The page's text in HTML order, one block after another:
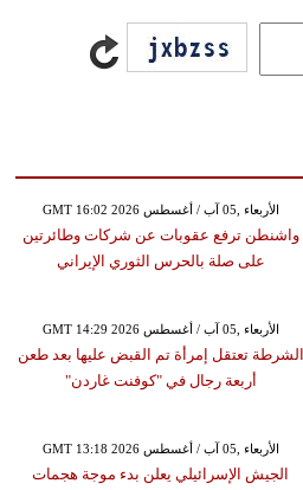
GMT 16:02 2026 الأربعاء ,05 آب / أغسطس
واشنطن ترفع عقوبات عن شركات وطائرتين
على صلة بالحرس الثوري الإيراني
GMT 14:29 2026 الأربعاء ,05 آب / أغسطس
الشرطة تعتقل إمرأة تم القبض عليها بعد طعن
أربعة رجال في "كوفنت غاردن"
GMT 13:18 2026 الأربعاء ,05 آب / أغسطس
الجيش الإسرائيلي يعلن بدء موجة هجمات